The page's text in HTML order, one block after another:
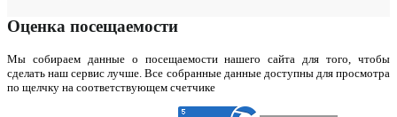
Оценка посещаемости
Мы собираем данные о посещаемости нашего сайта для того, чтобы
сделать наш сервис лучше. Все собранные данные доступны для просмотра
по щелчку на соответствующем счетчике